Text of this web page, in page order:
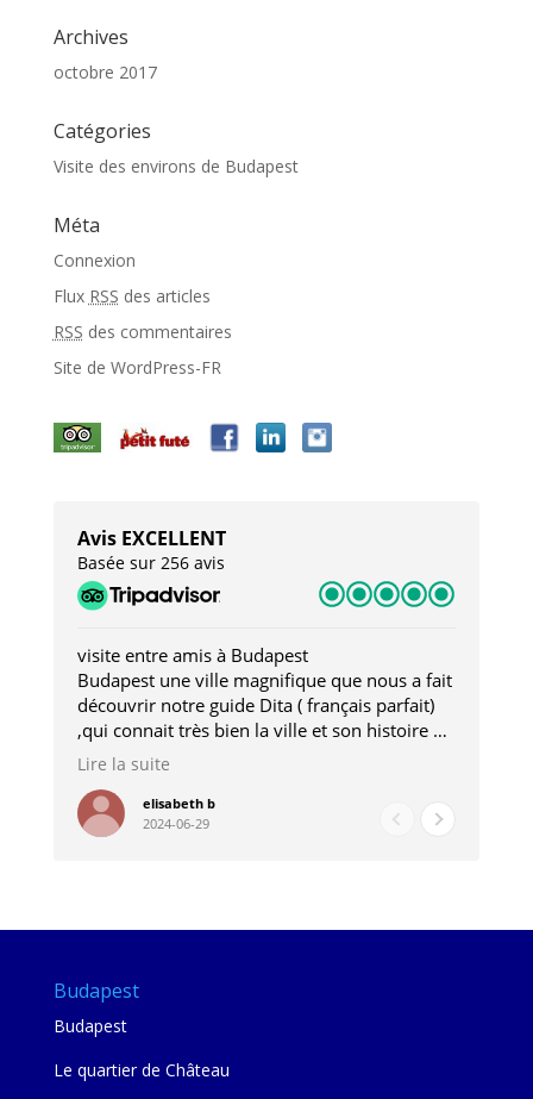
Archives
octobre 2017
Catégories
Visite des environs de Budapest
Méta
Connexion
Flux RSS des articles
RSS des commentaires
Site de WordPress-FR
Avis EXCELLENT
Basée sur 256 avis
visite entre amis à Budapest
Budapest une ville magnifique que nous a fait
découvrir notre guide Dita ( français parfait)
,qui connait très bien la ville et son histoire et
qui nous a permis d'accéder à des lieux
pour les restaurants . A la fin de notre séjour
nous étions plus avec une amie qu' une guide
Lire la suite
elisabeth b
2024-06-29
Budapest
Budapest
Le quartier de Château